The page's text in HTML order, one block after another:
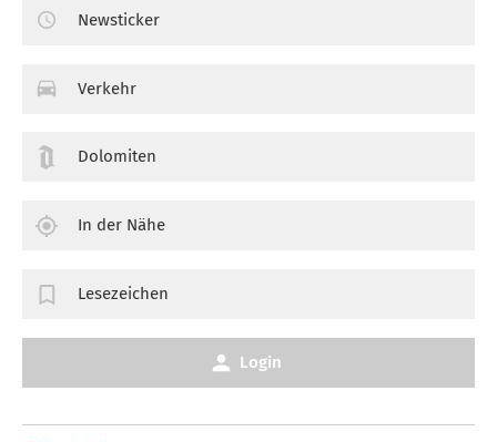
Newsticker
Verkehr
Dolomiten
In der Nähe
Lesezeichen
Login